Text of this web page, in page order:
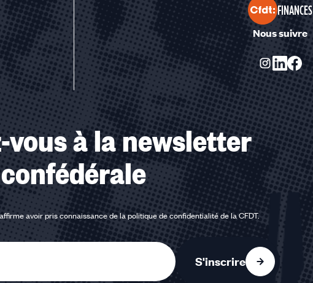
FINANCES
Nous suivre
vous à la newsletter
confédérale
avoir pris connaissance de lapolitique de confidentialité de la CFDT.
S'inscrire